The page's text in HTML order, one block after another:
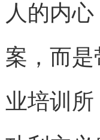
人的内
案，而
业培训